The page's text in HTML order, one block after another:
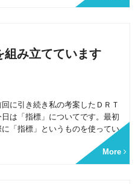
組み立てています
に引き続き私の考案したＤＲＴ
は「指標」についてです。最初
「指標」というものを使ってい
More